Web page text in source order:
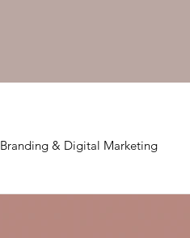
Branding & Digital Marketing